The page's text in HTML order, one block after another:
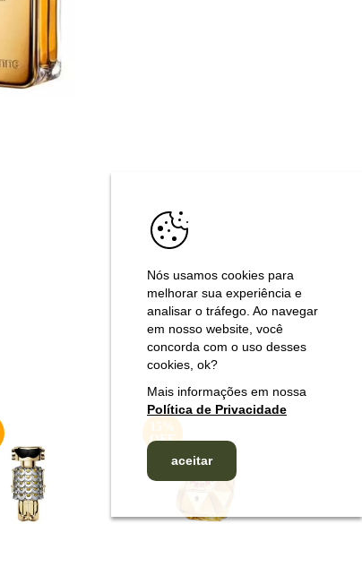
15%
Nós usamos cookies para
melhorar sua experiência e
analisar o tráfego. Ao navegar
em nosso website, você
concorda com o uso desses
cookies, ok?
Mais informações em nossa
Política de Privacidade
aceitar